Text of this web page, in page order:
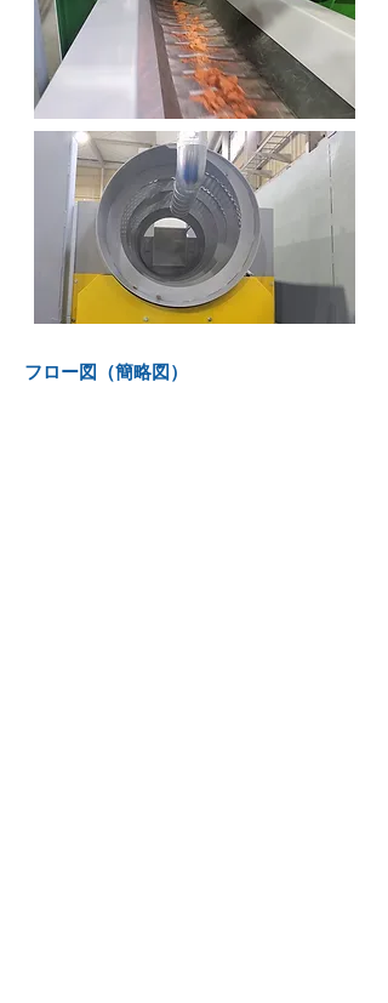
フロー図（簡略図）